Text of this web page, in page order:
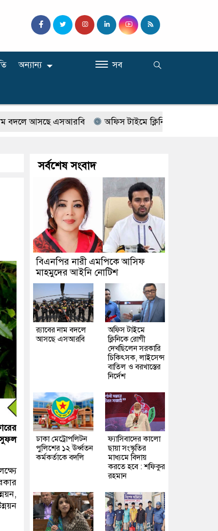
অন্যান্য সব
আসছে এসআরবি অফিস টাইমে ক্লিনিকে রোগী দেখছিলেন
সুফল
সর্বশেষ সংবাদ
বিএনপির নারী এমপিকে আসিফ
মাহমুদের আইনি নোটিশ
র‍্যাবের নাম বদলে
আসছে এসআরবি
অফিস টাইমে
ক্লিনিকে রোগী
দেখছিলেন সরকারি
চিকিৎসক, লাইসেন্স
বাতিল ও বরখাস্তের
নির্দেশ
ঢাকা মেট্রোপলিটন
পুলিশের ১২ ঊর্ধ্বতন
কর্মকর্তাকে বদলি
ফ্যাসিবাদের কালো
ছায়া সংস্কৃতির
মাধ্যমে বিদায়
করতে হবে : শফিকুর
রহমান